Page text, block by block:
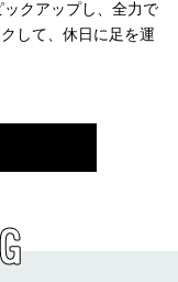
クアップし、全力で
して、休日に足を運